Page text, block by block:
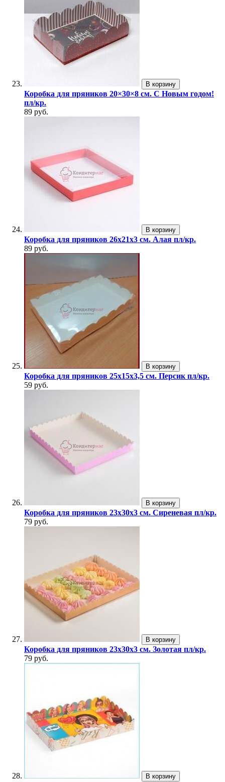
В корзину
Коробка для пряников 20×30×8 см. С Новым годом!
пл/кр.
89 руб.
В корзину
Коробка для пряников 26х21х3 см. Алая пл/кр.
89 руб.
В корзину
Коробка для пряников 25х15х3,5 см. Персик пл/кр.
59 руб.
В корзину
Коробка для пряников 23х30х3 см. Сиреневая пл/кр.
79 руб.
В корзину
Коробка для пряников 23х30х3 см. Золотая пл/кр.
79 руб.
В корзину